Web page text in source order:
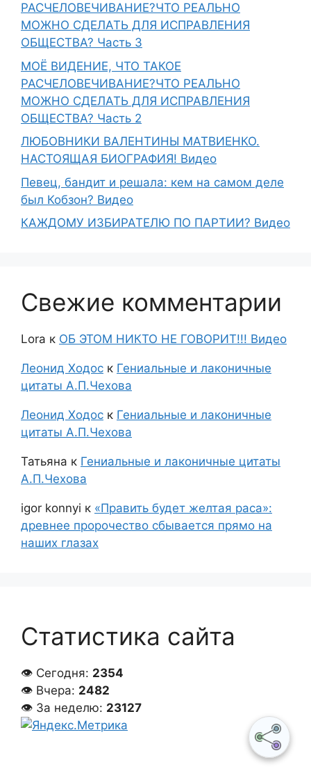
РАСЧЕЛОВЕЧИВАНИЕ?ЧТО РЕАЛЬНО
МОЖНО СДЕЛАТЬ ДЛЯ ИСПРАВЛЕНИЯ
ОБЩЕСТВА? Часть 3
МОЁ ВИДЕНИЕ, ЧТО ТАКОЕ
РАСЧЕЛОВЕЧИВАНИЕ?ЧТО РЕАЛЬНО
МОЖНО СДЕЛАТЬ ДЛЯ ИСПРАВЛЕНИЯ
ОБЩЕСТВА? Часть 2
ЛЮБОВНИКИ ВАЛЕНТИНЫ МАТВИЕНКО.
НАСТОЯЩАЯ БИОГРАФИЯ! Видео
Певец, бандит и решала: кем на самом деле
был Кобзон? Видео
КАЖДОМУ ИЗБИРАТЕЛЮ ПО ПАРТИИ? Видео
Свежие комментарии
Lora к ОБ ЭТОМ НИКТО НЕ ГОВОРИТ!!! Видео
Леонид Ходос к Гениальные и лаконичные
цитаты А.П.Чехова
Леонид Ходос к Гениальные и лаконичные
цитаты А.П.Чехова
Татьяна к Гениальные и лаконичные цитаты
А.П.Чехова
igor konnyi к «Править будет желтая раса»:
древнее пророчество сбывается прямо на
наших глазах
Статистика сайта
👁 Сегодня: 2354
👁 Вчера: 2482
👁 За неделю: 23127